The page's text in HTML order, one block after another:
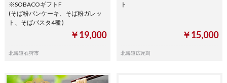
※SOBACOギフトF
(そば粉パンケーキ、そば粉ガレッ
ト、そばパスタ4種 )
￥19,000
北海道石狩市
ト
￥15,000
北海道広尾町